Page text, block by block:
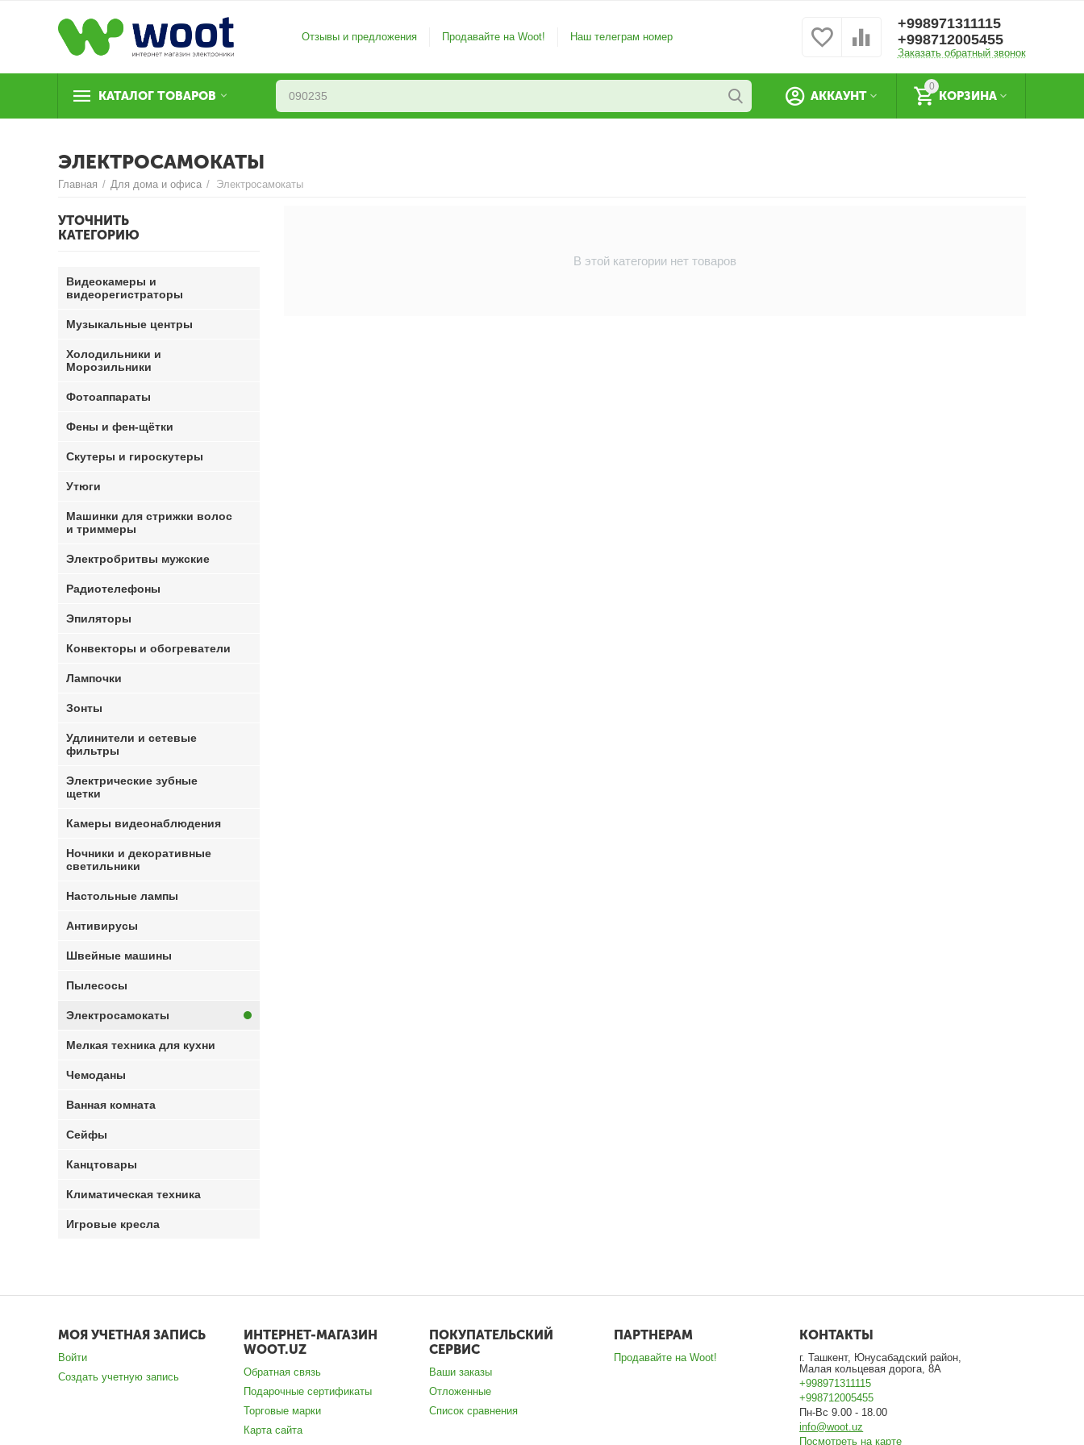
Отзывы и предложения Продавайте на Woot! Наш телеграм номер
+998971311115
+998712005455
Заказать обратный звонок
КАТАЛОГ ТОВАРОВ
0
КОРЗИНА
АККАУНТ
ЭЛЕКТРОСАМОКАТЫ
Главная / Для дома и офиса / Электросамокаты
В этой категории нет товаров
УТОЧНИТЬ
КАТЕГОРИЮ
Видеокамеры и
видеорегистраторы
Музыкальные центры
Холодильники и
Морозильники
Фотоаппараты
Фены и фен-щётки
Скутеры и гироскутеры
Утюги
Машинки для стрижки волос
и триммеры
Электробритвы мужские
Радиотелефоны
Эпиляторы
Конвекторы и обогреватели
Лампочки
Зонты
Удлинители и сетевые
фильтры
Электрические зубные
щетки
Камеры видеонаблюдения
Ночники и декоративные
светильники
Настольные лампы
Антивирусы
Швейные машины
Пылесосы
Электросамокаты
Мелкая техника для кухни
Чемоданы
Ванная комната
Сейфы
Канцтовары
Климатическая техника
Игровые кресла
МОЯ УЧЕТНАЯ ЗАПИСЬ
Войти
Создать учетную запись
ИНТЕРНЕТ-МАГАЗИН
WOOT.UZ
Обратная связь
Подарочные сертификаты
Торговые марки
Карта сайта
ПОКУПАТЕЛЬСКИЙ
СЕРВИС
Ваши заказы
Отложенные
Список сравнения
ПАРТНЕРАМ
Продавайте на Woot!
КОНТАКТЫ
г. Ташкент, Юнусабадский район,
Малая кольцевая дорога, 8А
+998971311115
+998712005455
Пн-Вс 9.00 - 18.00
info@woot.uz
Посмотреть на карте